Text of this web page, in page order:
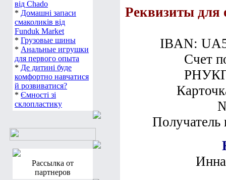
від Chado
* Домашні запаси
смаколиків від
Funduk Market
* Грузовые шины
* Анальные игрушки
для первого опыта
* Де дитині буде
комфортно навчатися
й розвиватися?
* Ємності зі
склопластику
Рассылка от
партнеров
Реквизиты
IBAN:
Счет
Получатель